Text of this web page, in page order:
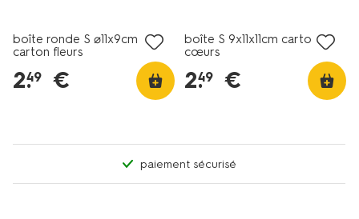
boîte ronde S ⌀11x9cm
carton fleurs
2.
49 €
boîte S 9x11x11cm carton
cœurs
2.
49 €
paiement sécurisé